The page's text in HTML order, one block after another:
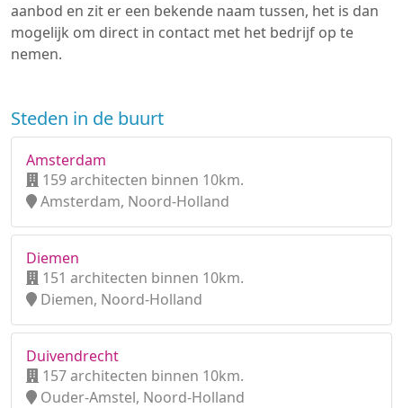
aanbod en zit er een bekende naam tussen, het is dan
mogelijk om direct in contact met het bedrijf op te
nemen.
Steden in de buurt
Amsterdam
159 architecten binnen 10km.
Amsterdam, Noord-Holland
Diemen
151 architecten binnen 10km.
Diemen, Noord-Holland
Duivendrecht
157 architecten binnen 10km.
Ouder-Amstel, Noord-Holland